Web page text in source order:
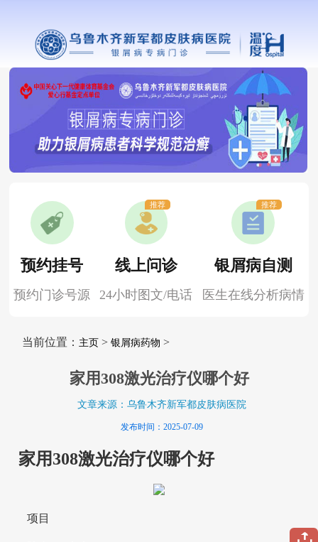
预约挂号
预约门诊号源
线上问诊
24小时图文/电话
推荐
银屑病自测
医生在线分析病情
推荐
当前位置： 主页> 银屑病药物 >
家用308激光治疗仪哪个好
文章来源：乌鲁木齐新军都皮肤病医院
发布时间：2025-07-09
家用308激光治疗仪哪个好
项目